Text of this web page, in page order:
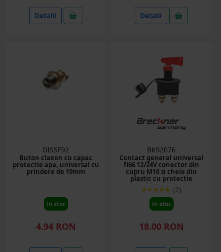
Detalii Detalii
DISSF92
Buton claxon cu capac
protectie apa, universal cu
prindere de 19mm
in stoc
4.94 RON
BK92076
Contact general universal
fi66 12/24V conector din
cupru M10 si cheie din
plastic cu protectie
Breckner Germany
(2)
in stoc
18.00 RON